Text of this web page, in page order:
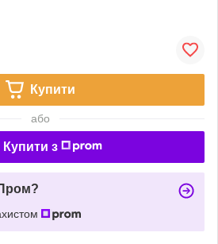
Купити
або
Купити з